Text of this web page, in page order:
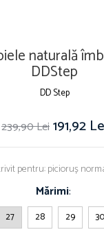
naturală
DDStep
DD Step
239,90 Lei191,92
pentru: picioruș
Mărimi:
27 28 29 30